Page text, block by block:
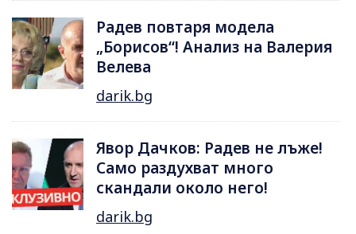
Радев повтаря модела
„Борисов“! Анализ на Валерия
Велева
darik.bg
Явор Дачков: Радев не лъже!
Само раздухват много
скандали около него!
darik.bg